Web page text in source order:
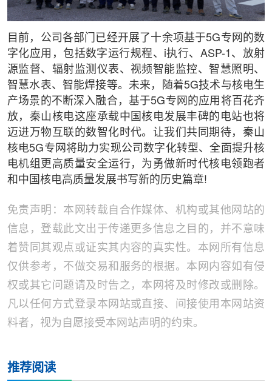
目前，公司各部门已经开展了十余项基于5G专网的数
字化应用，包括数字运行规程、i执行、ASP-1、放射
源监督、辐射监测仪表、视频智能监控、智慧照明、
智慧水表、智能焊接等。未来，随着5G技术与核电生
产场景的不断深入融合，基于5G专网的应用将百花齐
放，秦山核电这座承载中国核电发展丰碑的电站也将
迈进万物互联的数智化时代。让我们共同期待，秦山
核电5G专网将助力实现公司数字化转型、全面提升核
电机组更高质量安全运行，为勇做新时代核电领跑者
和中国核电高质量发展书写新的历史篇章!
免责声明：本网转载自合作媒体、机构或其他网站的
信息，登载此文出于传递更多信息之目的，并不意味
着赞同其观点或证实其内容的真实性。本网所有信息
仅供参考，不做交易和服务的根据。本网内容如有侵
权或其它问题请及时告之，本网将及时修改或删除。
凡以任何方式登录本网站或直接、间接使用本网站资
料者，视为自愿接受本网站声明的约束。
推荐阅读